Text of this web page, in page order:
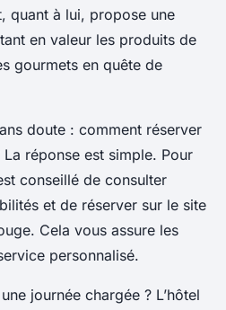
quant à lui, propose une
en valeur les produits de
gourmets en quête de
doute : comment réserver
réponse est simple. Pour
conseillé de consulter
et de réserver sur le site
Cela vous assure les
personnalisé.
journée chargée ? L’hôtel